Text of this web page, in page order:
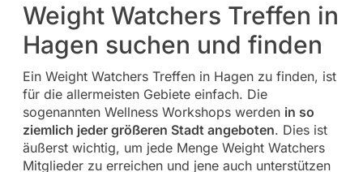
Weight Watchers Treffen in
Hagen suchen und finden
Ein Weight Watchers Treffen in Hagen zu finden, ist
für die allermeisten Gebiete einfach. Die
sogenannten Wellness Workshops werden in so
ziemlich jeder größeren Stadt angeboten. Dies ist
äußerst wichtig, um jede Menge Weight Watchers
Mitglieder zu erreichen und jene auch unterstützen